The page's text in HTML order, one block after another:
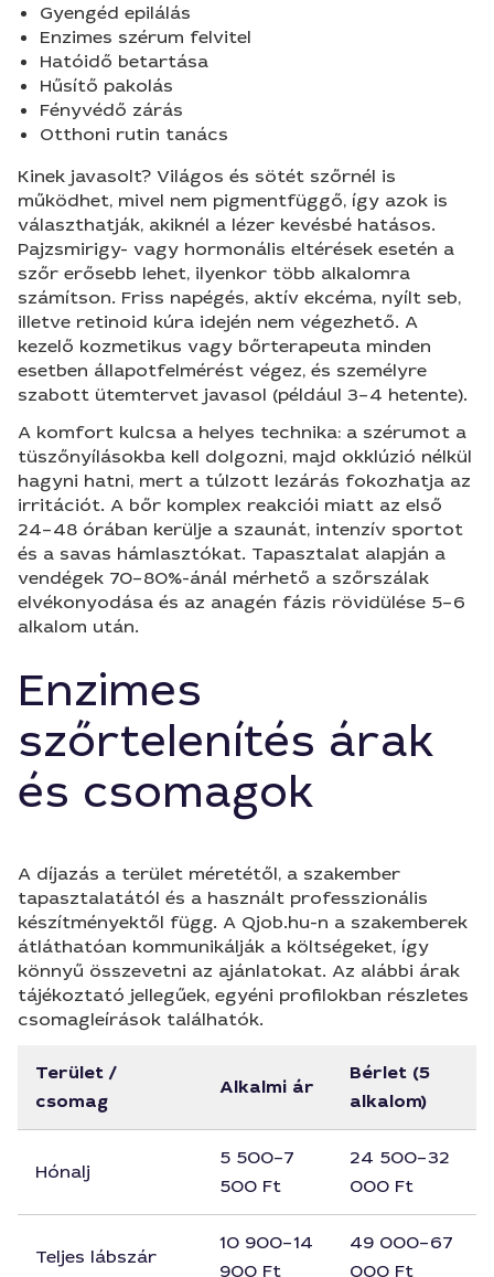
Gyengéd epilálás
Enzimes szérum felvitel
Hatóidő betartása
Hűsítő pakolás
Fényvédő zárás
Otthoni rutin tanács
Kinek javasolt? Világos és sötét szőrnél is
működhet, mivel nem pigmentfüggő, így azok is
választhatják, akiknél a lézer kevésbé hatásos.
Pajzsmirigy- vagy hormonális eltérések esetén a
szőr erősebb lehet, ilyenkor több alkalomra
számítson. Friss napégés, aktív ekcéma, nyílt seb,
illetve retinoid kúra idején nem végezhető. A
kezelő kozmetikus vagy bőrterapeuta minden
esetben állapotfelmérést végez, és személyre
szabott ütemtervet javasol (például 3–4 hetente).
A komfort kulcsa a helyes technika: a szérumot a
tüszőnyílásokba kell dolgozni, majd okklúzió nélkül
hagyni hatni, mert a túlzott lezárás fokozhatja az
irritációt. A bőr komplex reakciói miatt az első
24–48 órában kerülje a szaunát, intenzív sportot
és a savas hámlasztókat. Tapasztalat alapján a
vendégek 70–80%-ánál mérhető a szőrszálak
elvékonyodása és az anagén fázis rövidülése 5–6
alkalom után.
Enzimes
szőrtelenítés árak
és csomagok
A díjazás a terület méretétől, a szakember
tapasztalatától és a használt professzionális
készítményektől függ. A Qjob.hu-n a szakemberek
átláthatóan kommunikálják a költségeket, így
könnyű összevetni az ajánlatokat. Az alábbi árak
tájékoztató jellegűek, egyéni profilokban részletes
csomagleírások találhatók.
Terület /
csomag
Alkalmi ár
Bérlet (5
alkalom)
Hónalj
5 500–7
500 Ft
24 500–32
000 Ft
Teljes lábszár
10 900–14
900 Ft
49 000–67
000 Ft